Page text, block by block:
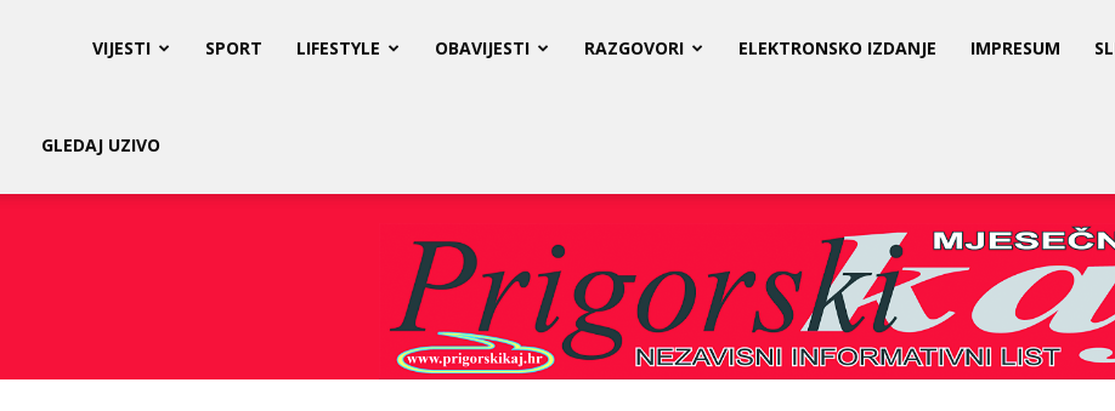
Kaj
VIJESTI SPORT LIFESTYLE OBAVIJESTI RAZGOVORI ELEKTRONSKO IZDANJE IMPRESUM
GLEDAJ UZIVO